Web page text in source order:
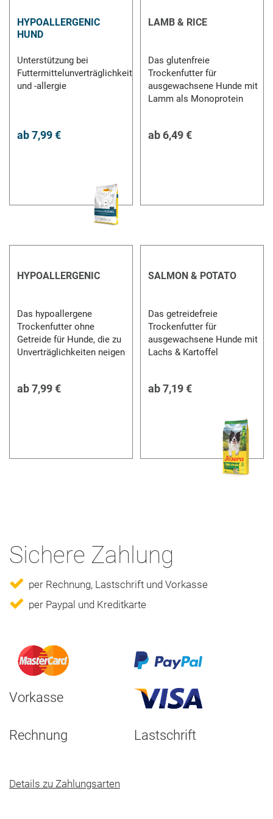
HYPOALLERGENIC
HUND
Unterstützung bei
Futtermittelunverträglichkeit
und -allergie
ab7,99 €
LAMB & RICE
Das glutenfreie
Trockenfutter für
ausgewachsene Hunde mit
Lamm als Monoprotein
ab 6,49 €
HYPOALLERGENIC
Das hypoallergene
Trockenfutter ohne
Getreide für Hunde, die zu
Unverträglichkeiten neigen
ab7,99 €
SALMON & POTATO
Das getreidefreie
Trockenfutter für
ausgewachsene Hunde mit
Lachs & Kartoffel
ab7,19 €
Sichere Zahlung
per Rechnung, Lastschrift und Vorkasse
per Paypal und Kreditkarte
Vorkasse
Rechnung Lastschrift
Details zu Zahlungsarten